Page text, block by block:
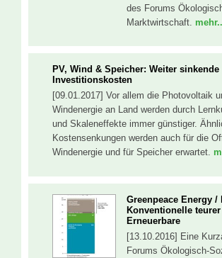
des Forums
Marktwirtschaft.
PV, Wind & Speicher: Weiter sinkende
Investitionskosten
[09.01.2017] Vor allem die Photovoltaik
Windenergie an Land werden durch
und Skaleneffekte immer günstiger.
Kostensenkungen werden auch für die
Windenergie und für Speicher erwartet.
Greenpeace Energy /
Konventionelle
Erneuerbare
[13.10.2016] Eine
Forums Ökologisch-